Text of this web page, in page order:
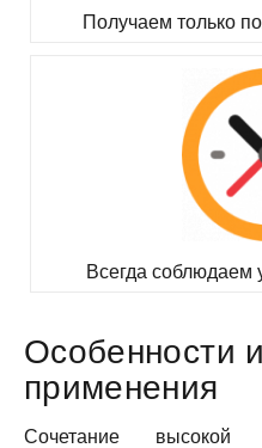
Получаем только
Всегда соблюдаем
Особенности
применения
Сочетание высокой